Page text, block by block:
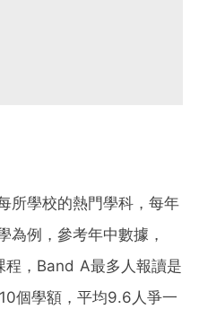
所學校的熱門學科，每年
為例，參考年中數據，
，Band A最多人報讀是
個學額，平均9.6人爭一